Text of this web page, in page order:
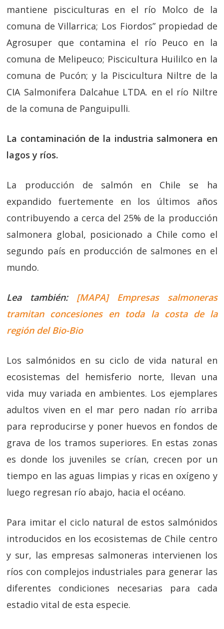
mantiene pisciculturas en el río Molco de la
comuna de Villarrica; Los Fiordos” propiedad de
Agrosuper que contamina el río Peuco en la
comuna de Melipeuco; Piscicultura Huililco en la
comuna de Pucón; y la Piscicultura Niltre de la
CIA Salmonifera Dalcahue LTDA. en el río Niltre
de la comuna de Panguipulli.
La contaminación de la industria salmonera en
lagos y ríos.
La producción de salmón en Chile se ha
expandido fuertemente en los últimos años
contribuyendo a cerca del 25% de la producción
salmonera global, posicionado a Chile como el
segundo país en producción de salmones en el
mundo.
Lea también: [MAPA] Empresas salmoneras
tramitan concesiones en toda la costa de la
región del Bio-Bio
Los salmónidos en su ciclo de vida natural en
ecosistemas del hemisferio norte, llevan una
vida muy variada en ambientes. Los ejemplares
adultos viven en el mar pero nadan río arriba
para reproducirse y poner huevos en fondos de
grava de los tramos superiores. En estas zonas
es donde los juveniles se crían, crecen por un
tiempo en las aguas limpias y ricas en oxígeno y
luego regresan río abajo, hacia el océano.
Para imitar el ciclo natural de estos salmónidos
introducidos en los ecosistemas de Chile centro
y sur, las empresas salmoneras intervienen los
ríos con complejos industriales para generar las
diferentes condiciones necesarias para cada
estadio vital de esta especie.